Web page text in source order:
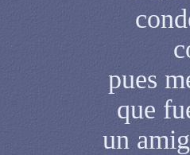
pues
que
un